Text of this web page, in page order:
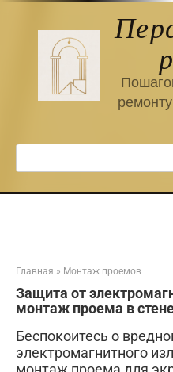
Поиск:
Главная » Монтаж проемов
Защита от
монтаж проема в
Беспокоитесь о
электромагнитного